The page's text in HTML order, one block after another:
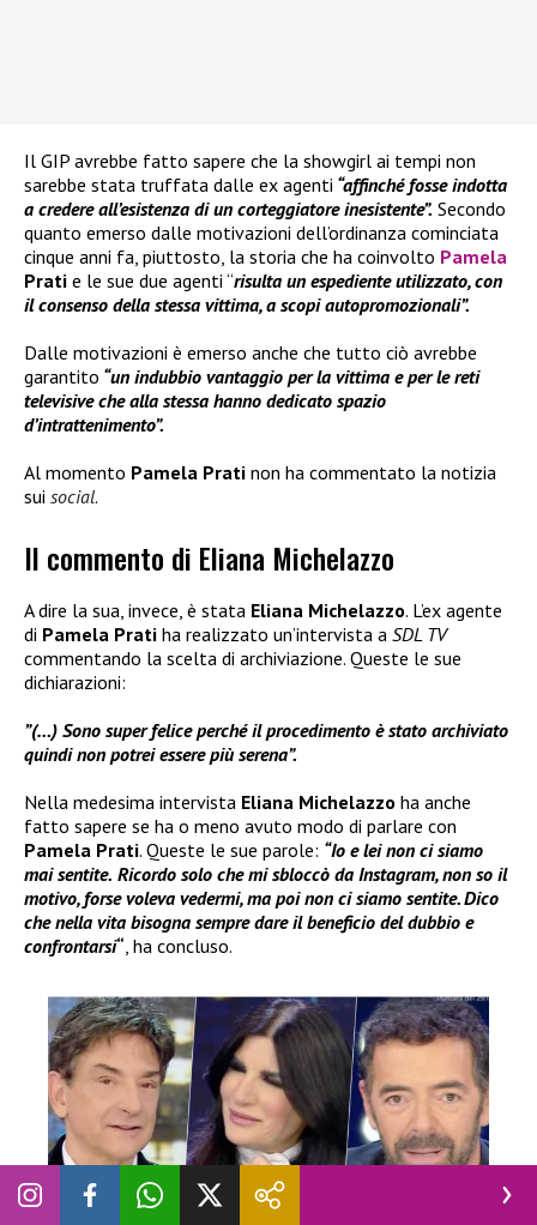
Il GIP avrebbe fatto sapere che la showgirl ai tempi non
sarebbe stata truffata dalle ex agenti “affinché fosse indotta
a credere all’esistenza di un corteggiatore inesistente”. Secondo
quanto emerso dalle motivazioni dell’ordinanza cominciata
cinque anni fa, piuttosto, la storia che ha coinvolto Pamela
Prati e le sue due agenti “risulta un espediente utilizzato, con
il consenso della stessa vittima, a scopi autopromozionali”.
Dalle motivazioni è emerso anche che tutto ciò avrebbe
garantito “un indubbio vantaggio per la vittima e per le reti
televisive che alla stessa hanno dedicato spazio
d’intrattenimento”.
Al momento Pamela Prati non ha commentato la notizia
sui social.
Il commento di Eliana Michelazzo
A dire la sua, invece, è stata Eliana Michelazzo. L’ex agente
di Pamela Prati ha realizzato un’intervista a SDL TV
commentando la scelta di archiviazione. Queste le sue
dichiarazioni:
”(…) Sono super felice perché il procedimento è stato archiviato
quindi non potrei essere più serena”.
Nella medesima intervista Eliana Michelazzo ha anche
fatto sapere se ha o meno avuto modo di parlare con
Pamela Prati. Queste le sue parole: “Io e lei non ci siamo
mai sentite. Ricordo solo che mi sbloccò da Instagram, non so il
motivo, forse voleva vedermi, ma poi non ci siamo sentite. Dico
che nella vita bisogna sempre dare il beneficio del dubbio e
confrontarsi“ , ha concluso.